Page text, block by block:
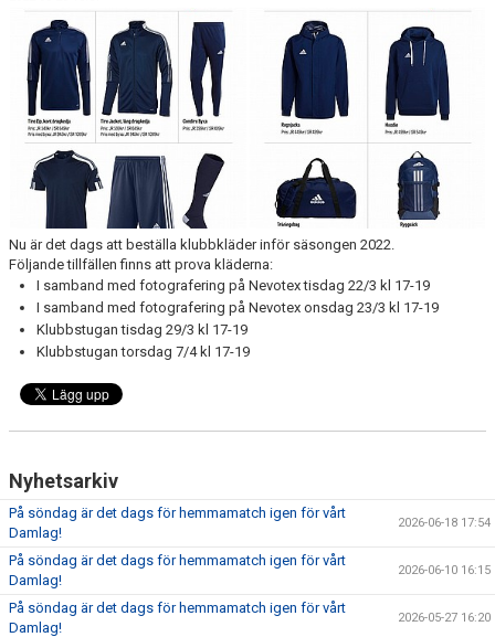
BILDGALLERI
DOKUMENT
Nu är det dags att beställa klubbkläder inför säsongen 2022.
Följande tillfällen finns att prova kläderna:
I samband med fotografering på Nevotex tisdag 22/3 kl 17-19
I samband med fotografering på Nevotex onsdag 23/3 kl 17-19
Klubbstugan tisdag 29/3 kl 17-19
Klubbstugan torsdag 7/4 kl 17-19
Nyhetsarkiv
På söndag är det dags för hemmamatch igen för vårt
Damlag!
2026-06-18 17:54
På söndag är det dags för hemmamatch igen för vårt
Damlag!
2026-06-10 16:15
På söndag är det dags för hemmamatch igen för vårt
Damlag!
2026-05-27 16:20